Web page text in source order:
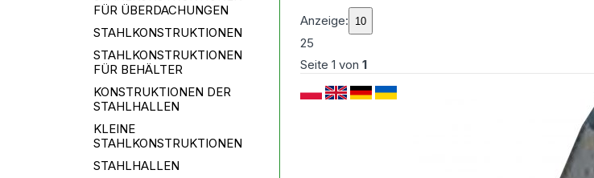
FÜR ÜBERDACHUNGEN
STAHLKONSTRUKTIONEN
STAHLKONSTRUKTIONEN
FÜR BEHÄLTER
KONSTRUKTIONEN DER
STAHLHALLEN
KLEINE
STAHLKONSTRUKTIONEN
STAHLHALLEN
Anzeige:
25
Seite1 von1